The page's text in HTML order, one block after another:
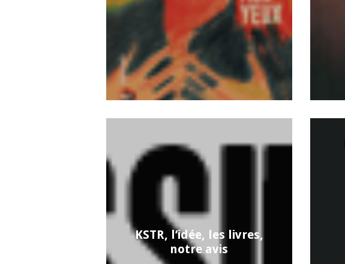
KSTR, l’idée, les livres,
notre avis